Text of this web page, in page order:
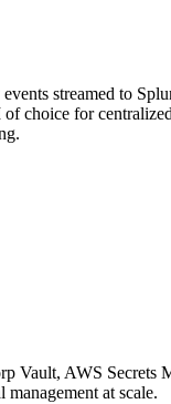
streamed to
choice for
Vault, AWS Secrets
at scale.